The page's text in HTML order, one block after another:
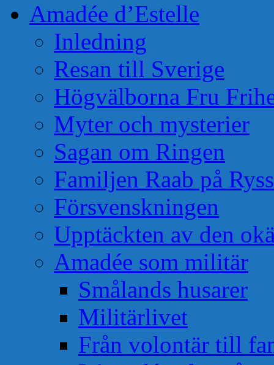
Amadée d’Estelle
Inledning
Resan till Sverige
Högvälborna Fru
Myter och mysterier
Sagan om Ringen
Familjen Raab på
Försvenskningen
Upptäckten av den
Amadée som militär
Smålands husarer
Militärlivet
Från volontär till